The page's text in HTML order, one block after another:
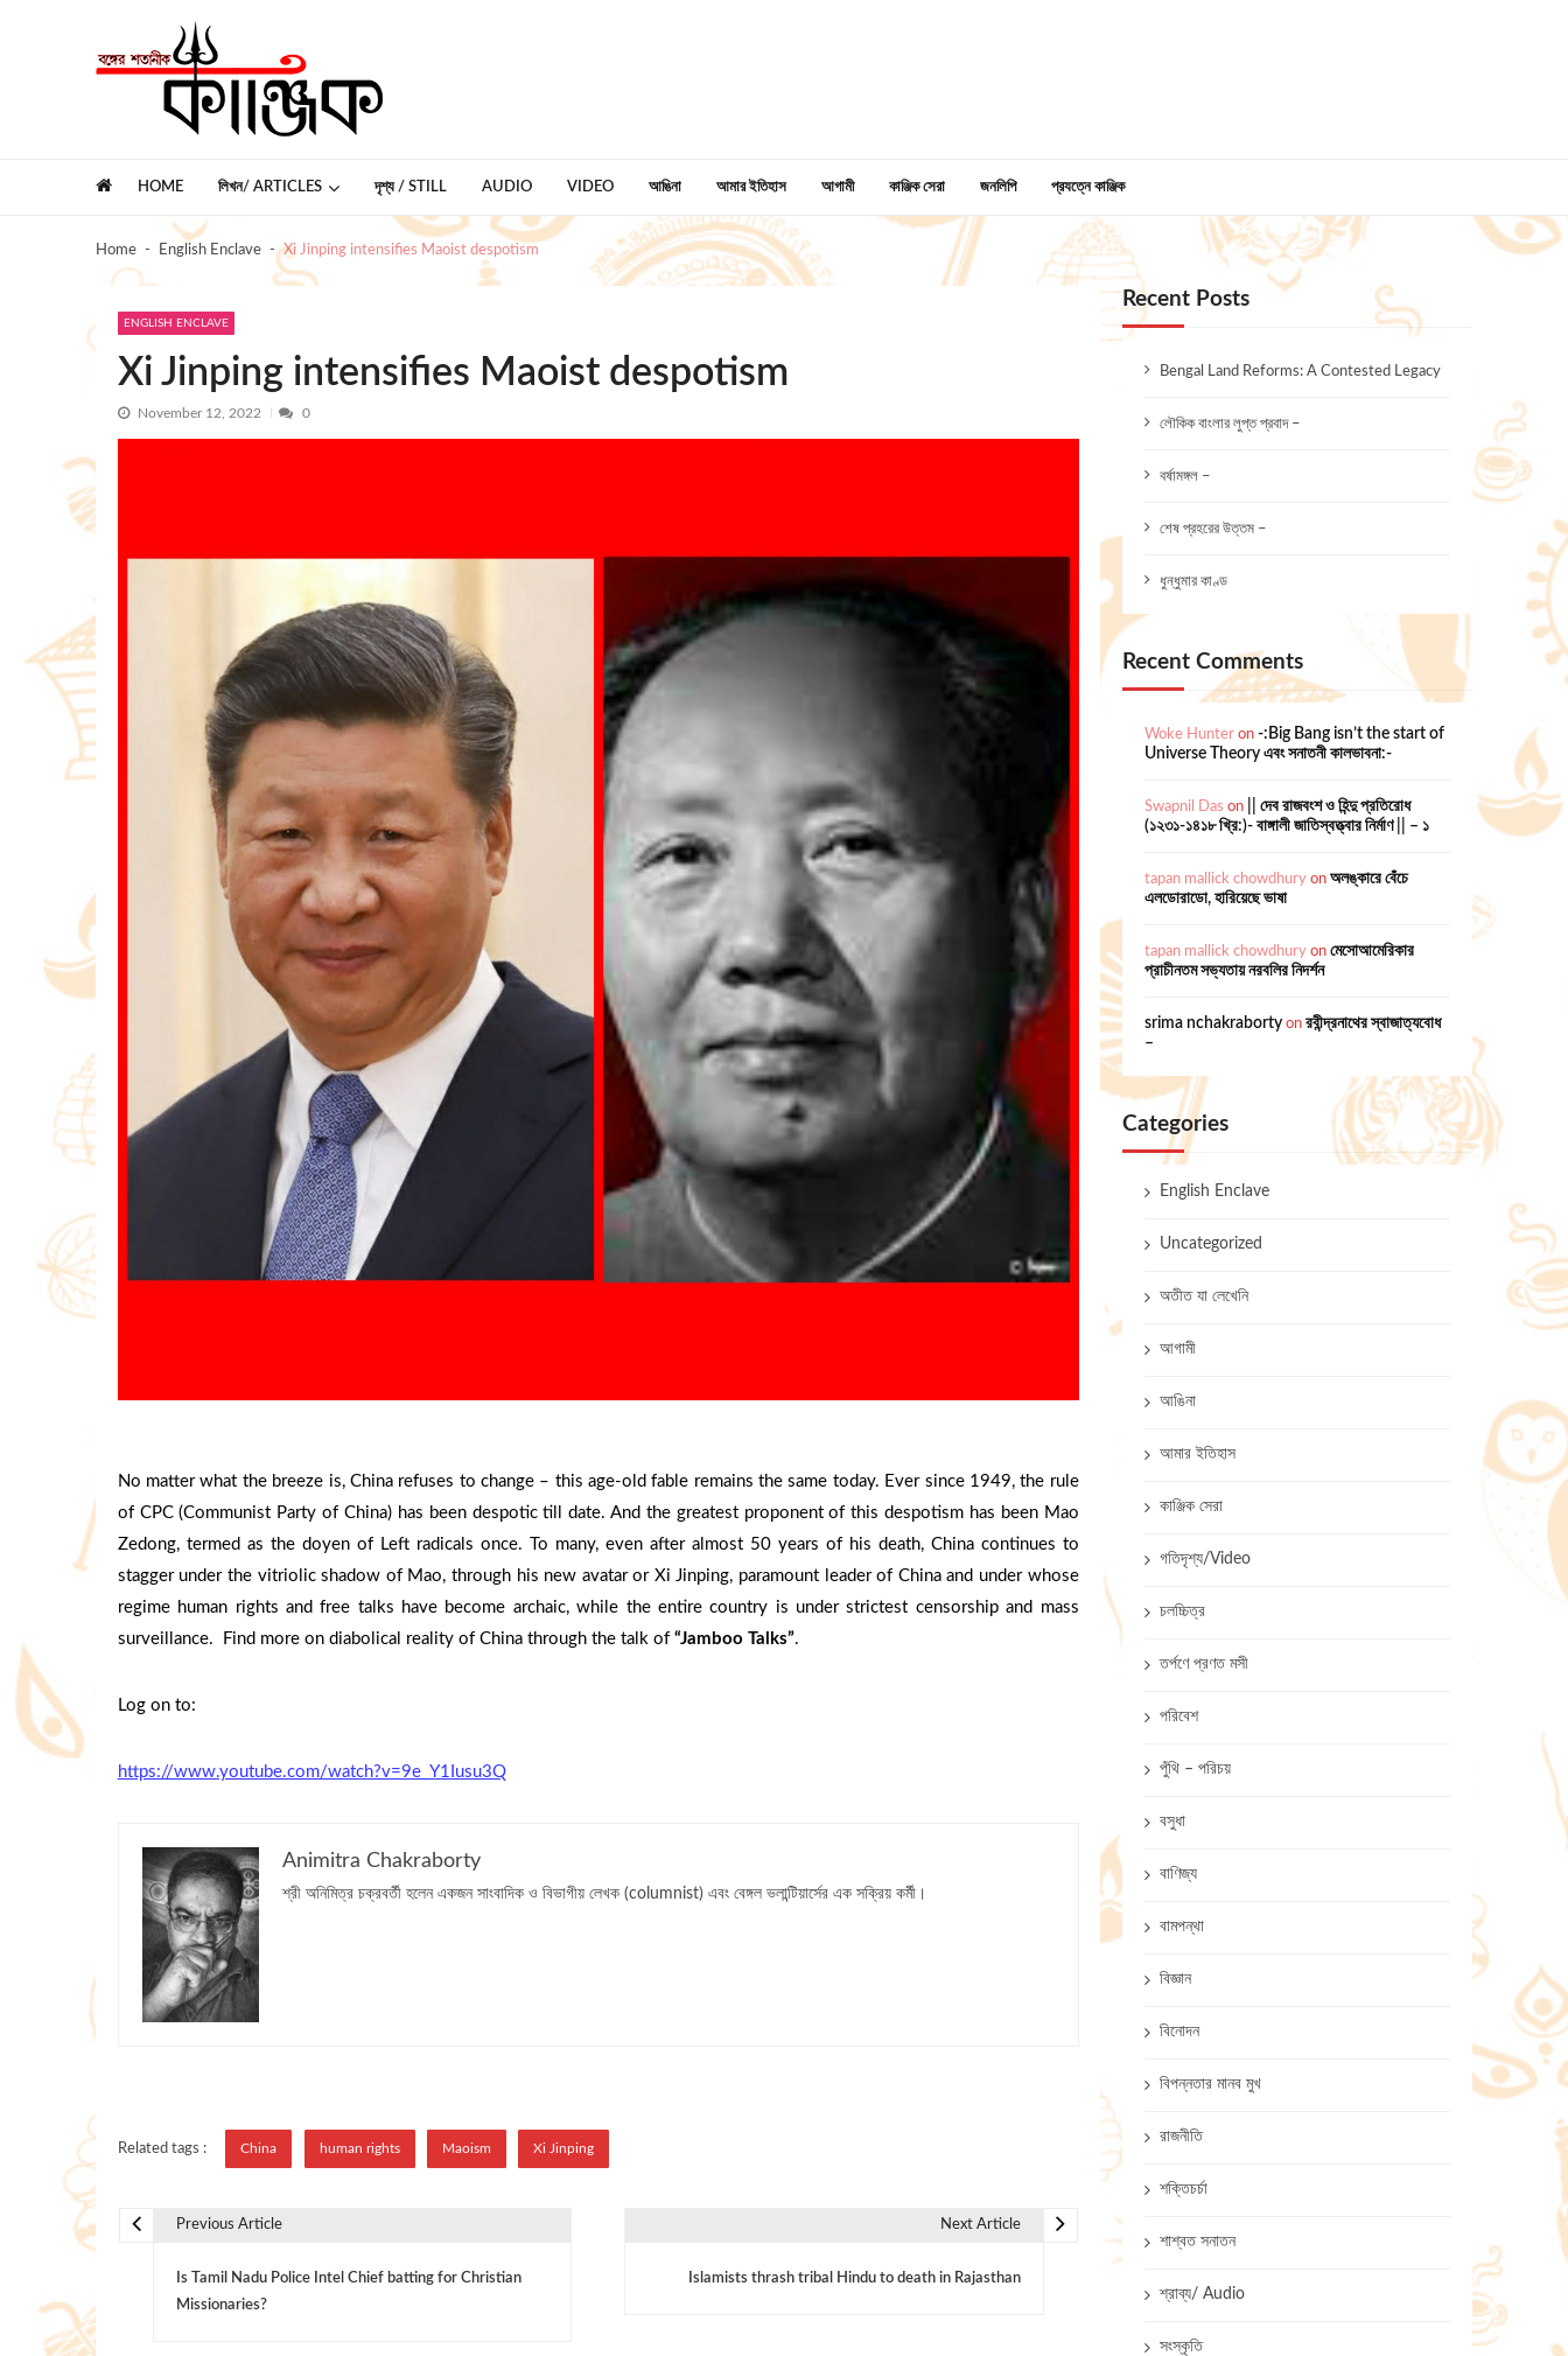
HOME লিখন/ ARTICLES দৃশ্য / STILL AUDIO VIDEO আঙিনা আমার ইতিহাস আগামী কাঞ্জিক সেরা জনলিপি প্রযত্নে কাঞ্জিক
Home English Enclave Xi Jinping intensifies Maoist despotism
ENGLISH ENCLAVE
Xi Jinping intensifies Maoist despotism
November 12, 2022 0
No matter what the breeze is, China refuses to change – this age-old fable remains the same today. Ever since 1949, the rule
of CPC (Communist Party of China) has been despotic till date. And the greatest proponent of this despotism has been Mao
Zedong, termed as the doyen of Left radicals once. To many, even after almost 50 years of his death, China continues to
stagger under the vitriolic shadow of Mao, through his new avatar or Xi Jinping, paramount leader of China and under whose
regime human rights and free talks have become archaic, while the entire country is under strictest censorship and mass
surveillance. Find more on diabolical reality of China through the talk of “Jamboo Talks”.
Log on to:
https://www.youtube.com/watch?v=9e_Y1Iusu3Q
Animitra Chakraborty
শ্রী অনিমিত্র চক্রবর্তী হলেন একজন সাংবাদিক ও বিভাগীয় লেখক (columnist) এবং বেঙ্গল ভলান্টিয়ার্সের এক সক্রিয় কর্মী।
Related tags : China human rights Maoism Xi Jinping
Previous Article
Is Tamil Nadu Police Intel Chief batting for Christian
Missionaries?
Next Article
Islamists thrash tribal Hindu to death in Rajasthan
Recent Posts
Bengal Land Reforms: A Contested Legacy
লৌকিক বাংলার লুপ্ত প্রবাদ –
বর্ষামঙ্গল –
শেষ প্রহরের উত্তম –
ধুন্ধুমার কাণ্ড
Recent Comments
Woke Hunteron -:Big Bang isn’t the start of
Universe Theory এবং সনাতনী কালভাবনা:-
Swapnil Das on
|| দেব রাজবংশ ও হিন্দু প্রতিরোধ
(১২৩১-১৪১৮ খ্রি:)- বাঙ্গালী জাতিস্বত্ত্বার নির্মাণ || – ১
tapan mallick chowdhuryon অলঙ্কারে বেঁচে
এলডোরাডো, হারিয়েছে ভাষা
tapan mallick chowdhuryon মেসোআমেরিকার
প্রাচীনতম সভ্যতায় নরবলির নিদর্শন
srima nchakrabortyon রবীন্দ্রনাথের স্বাজাত্যবোধ
–
Categories
English Enclave
Uncategorized
অতীত যা লেখেনি
আগামী
আঙিনা
আমার ইতিহাস
কাঞ্জিক সেরা
গতিদৃশ্য/Video
চলচ্চিত্র
তর্পণে প্রণত মসী
পরিবেশ
পুঁথি – পরিচয়
বসুধা
বাণিজ্য
বামপন্থা
বিজ্ঞান
বিনোদন
বিপন্নতার মানব মুখ
রাজনীতি
শক্তিচর্চা
শাশ্বত সনাতন
শ্রাব্য/ Audio
সংস্কৃতি